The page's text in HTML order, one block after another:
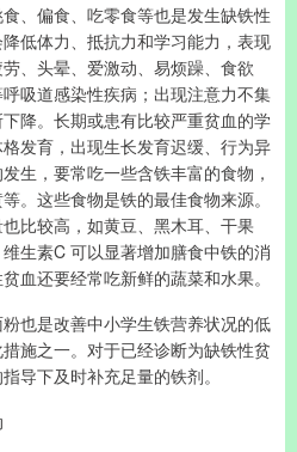
、偏食、吃零食等也是发生缺铁性
低体力、抵抗力和学习能力，表现
、头晕、爱激动、易烦躁、食欲
吸道感染性疾病；出现注意力不集
降。长期或患有比较严重贫血的学
发育，出现生长发育迟缓、行为异
生，要常吃一些含铁丰富的食物，
。这些食物是铁的最佳食物来源。
比较高，如黄豆、黑木耳、干果
维生素C 可以显著增加膳食中铁的消
血还要经常吃新鲜的蔬菜和水果。
也是改善中小学生铁营养状况的低
施之一。对于已经诊断为缺铁性贫
导下及时补充足量的铁剂。